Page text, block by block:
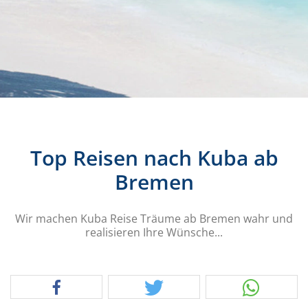
Top Reisen nach Kuba ab
Bremen
Wir machen Kuba Reise Träume ab Bremen wahr und
realisieren Ihre Wünsche...